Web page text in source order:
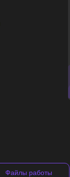
Файлы работы